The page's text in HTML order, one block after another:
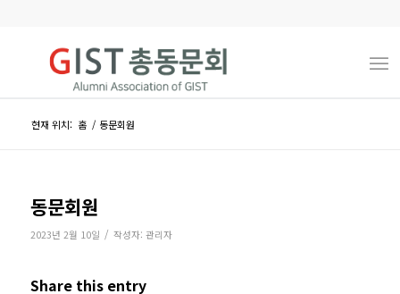
현재 위치: 홈 / 동문회원
동문회원
2023년 2월 10일 / 작성자: 관리자
Share this entry